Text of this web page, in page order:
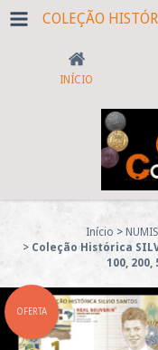
INÍCIO
Início >
> Coleção Histórica
100, 200,
OFERTA